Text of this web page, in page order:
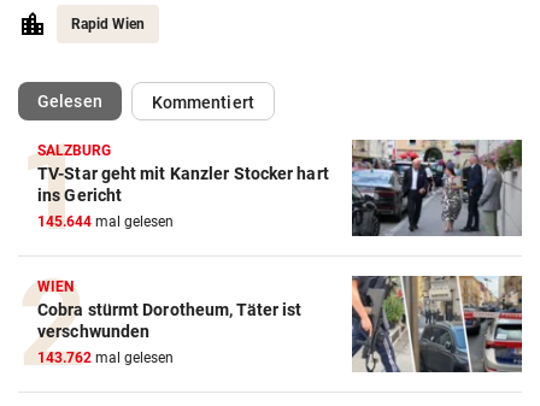
Rapid Wien
Gelesen(ausgewählt)Kommentiert
SALZBURG
TV-Star geht mit Kanzler Stocker hart
ins Gericht
145.644 mal gelesen
WIEN
Cobra stürmt Dorotheum, Täter ist
verschwunden
143.762 mal gelesen
Action-Cam Vergleich
ZUM VERGLEICH
Crosstrainer Vergleich
ZUM VERGLEICH
E-Bike Vergleich
ZUM VERGLEICH